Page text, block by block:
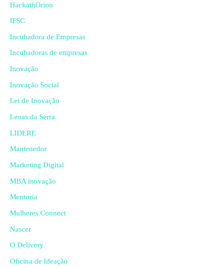
HackathOrion
IFSC
Incubadora de Empresas
Incubadoras de empresas
Inovação
Inovação Social
Lei de Inovação
Leoas da Serra
LIDERE
Mantenedor
Marketing Digital
MBA inovação
Mentoria
Mulheres Connect
Nascer
O Delivery
Oficina de Ideação